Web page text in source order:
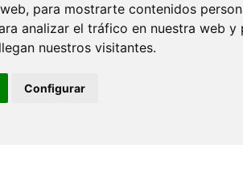
para mostrarte contenidos
analizar el tráfico en nuestra web y
nuestros visitantes.
Configurar